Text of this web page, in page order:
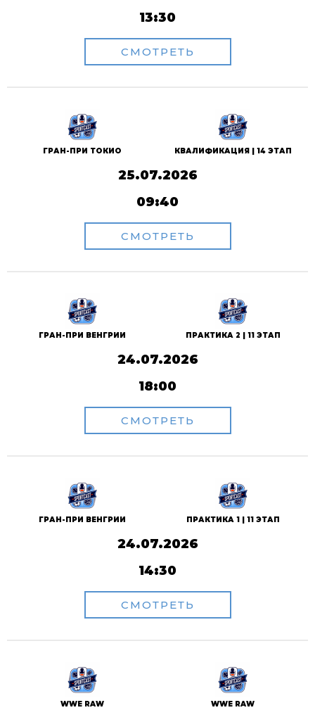
13:30
СМОТРЕТЬ
ГРАН-ПРИ ТОКИО КВАЛИФИКАЦИЯ | 14 ЭТАП
25.07.2026
09:40
СМОТРЕТЬ
ГРАН-ПРИ ВЕНГРИИ ПРАКТИКА 2 | 11 ЭТАП
24.07.2026
18:00
СМОТРЕТЬ
ГРАН-ПРИ ВЕНГРИИ ПРАКТИКА 1 | 11 ЭТАП
24.07.2026
14:30
СМОТРЕТЬ
WWE RAW WWE RAW